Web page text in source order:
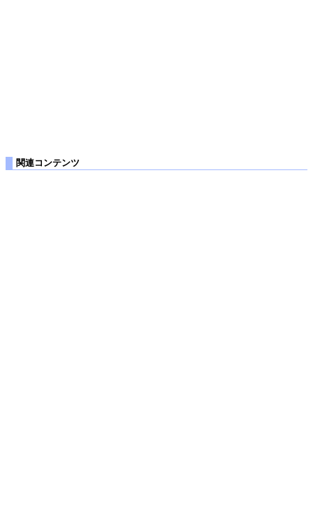
関連コンテンツ